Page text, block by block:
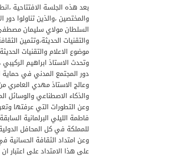
بعد هذه الجلسة الافتتاحية
والمختصين ،والذين تناولوا
السلطان مولاي سليمان
والتقنيات الحديثة،وتثمين
موضوع الاعلام والتقنيات
وتحدث الاستاذ ابراهيم
دور المجتمع المدني في حماية
وعالج الاستاذ مهدي العامري
والذكاء الاصطناعي والوسائل
وعن التطورات التي عرفتها
فاطمة الليلي البرلمانية
للمملكة في كل المحافل
وعن امتداد الثقافة الحسانية
على هذا الامتداد على اعتبار